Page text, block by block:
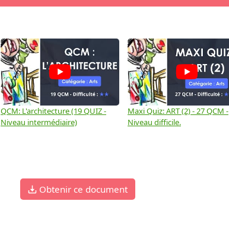
QCM: L'architecture (19 QUIZ -
Niveau intermédiaire)
Maxi Quiz: ART (2) - 27 QCM -
Niveau difficile.
Obtenir ce document